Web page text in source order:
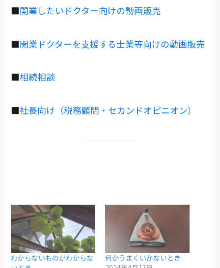
■開業したいドクター向けの動画販売
■開業ドクターを支援する士業等向けの動画販売
■相続相談
■社長向け（税務顧問・セカンドオピニオン）
わからないものがわからな
何かうまくいかないとき